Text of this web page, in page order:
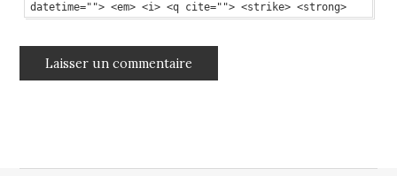
datetime=""> <em> <i> <q cite=""> <strike> <strong>